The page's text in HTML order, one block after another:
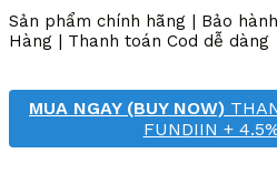
2,490,000 VND.
Sản phẩm chính hãng | Bảo
Hàng | Thanh toán Cod dễ dàng
MUA NGAY (BUY NOW)
FUNDIIN +